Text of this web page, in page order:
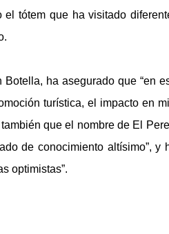
el tótem que ha visitado
ha asegurado que “en
turística, el impacto en
que el nombre de El
de conocimiento altísimo”, y
optimistas”.